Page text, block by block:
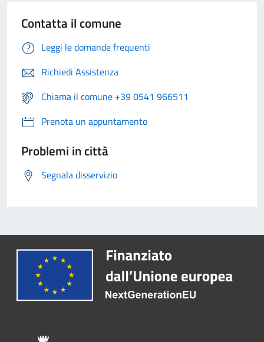
Contatta il comune
Leggi le domande frequenti
Richiedi Assistenza
Chiama il comune +39 0541 966511
Prenota un appuntamento
Problemi in città
Segnala disservizio